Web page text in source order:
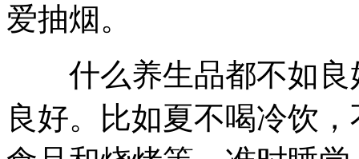
爱抽烟。
什么养生品都不如良
良好。比如夏不喝冷饮